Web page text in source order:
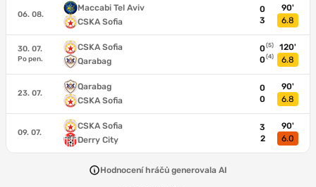
06. 08.
Maccabi Tel Aviv
CSKA Sofia
0
3
90'
6.8
30. 07.
Po pen.
CSKA Sofia
Qarabag
0(5)
0(4)
120'
6.8
23. 07.
Qarabag
CSKA Sofia
0
0
90'
6.8
09. 07.
CSKA Sofia
Derry City
3
2
90'
6.0
Hodnocení hráčů generovala AI